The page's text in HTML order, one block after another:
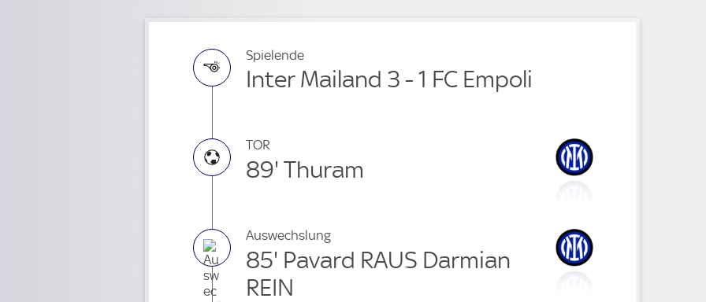
Spielende
Inter Mailand 3 - 1 FC Empoli
TOR
89' Thuram
Auswechslung
85' Pavard RAUS Darmian
REIN